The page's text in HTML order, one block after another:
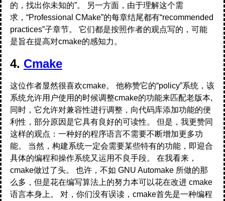
的，找出你未知的”。 另一方面，由于理解这个需
求，“Professional CMake”的每章结尾都有“recommended
practices”子章节。 它们都是按照作者的观点写的，可能
是旨在提高对cmake的感知力。
4. Cmake
这位作者显然很喜欢cmake。 他称赞它的“policy”系统，该
系统允许用户使用的时候调整cmake的功能来匹配老版本,
同时，它允许对兼容性进行调整，向代码库添加功能的便
利性，部分原因是它具有良好的可读性。 但是，我更赞同
这样的观点：一种好的程序语言不需要不断增加更多功
能。 当然，构建系统一定会需要某些特有的功能，即迎合
具体的编程和操作系统又运用不良手段。 在我看来，
cmake做过了头。 也许，不如 GNU Automake 所做的那
么多，但是花在编写算法上的努力本可以花在改进 cmake
语言本身上。 对，你们没有误读，cmake首先是一种编程